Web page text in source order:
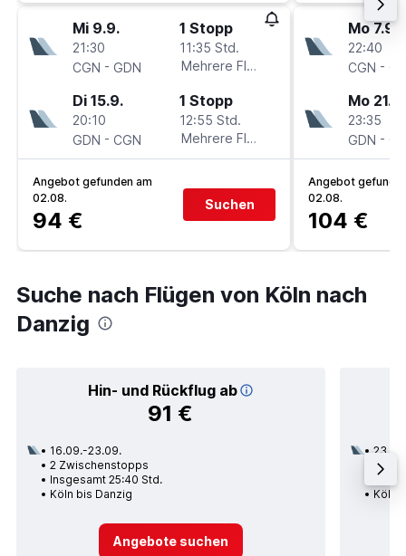
Mi 9.9.
21:30
CGN - GDN
1 Stopp
11:35 Std.
Mehrere Fluglinien
Di 15.9.
20:10
GDN - CGN
1 Stopp
12:55 Std.
Mehrere Fluglinien
Angebot gefunden am
02.08.
94 €
Suchen
Mo 7.9.
22:40
CGN -
Mo 21.9.
23:35
GDN -
Angebot
02.08.
104 €
Suche nach Flügen von Köln nach
Danzig
Hin- und Rückflug ab
91 €
16.09.-23.09.
2 Zwischenstopps
Insgesamt 25:40 Std.
Köln bis Danzig
Angebote suchen
23.09.
1
Köln